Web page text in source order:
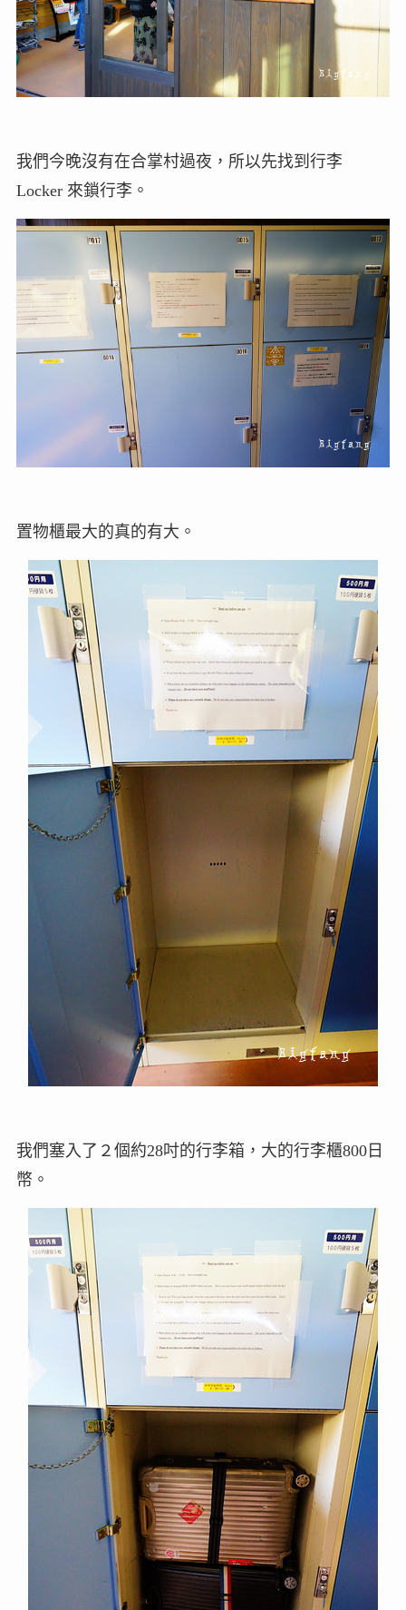
我們今晚沒有在合掌村過夜，所以先找到行李
Locker 來鎖行李。
置物櫃最大的真的有大。
我們塞入了２個約28吋的行李箱，大的行李櫃800日
幣。